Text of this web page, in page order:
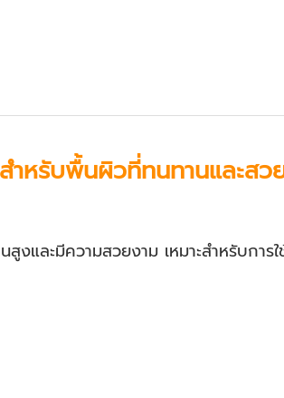
หรับพื้นผิวที่ทนทานและสว
และมีความสวยงาม เหมาะสำหรับการ